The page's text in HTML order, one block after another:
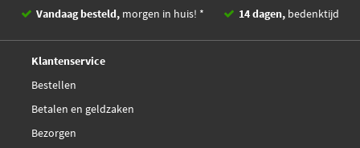
Vandaag besteld, morgen in huis! * 14 dagen, bedenktijd
Klantenservice
Bestellen
Betalen en geldzaken
Bezorgen